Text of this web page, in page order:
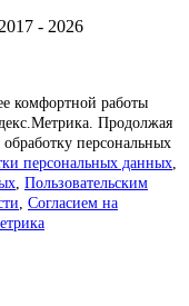
- 2026
комфортной работы
Продолжая
персональных
персональных данных,
, Пользовательским
, Согласием на